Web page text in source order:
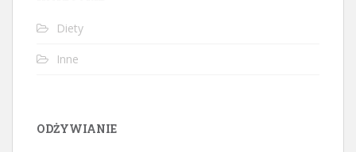
Diety
Inne
ODŻYWIANIE